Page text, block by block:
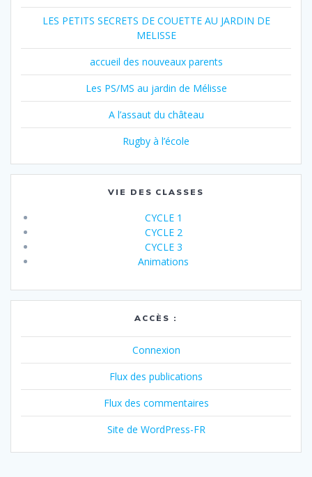
LES PETITS SECRETS DE COUETTE AU JARDIN DE
MELISSE
accueil des nouveaux parents
Les PS/MS au jardin de Mélisse
A l’assaut du château
Rugby à l’école
VIE DES CLASSES
CYCLE 1
CYCLE 2
CYCLE 3
Animations
ACCÈS :
Connexion
Flux des publications
Flux des commentaires
Site de WordPress-FR